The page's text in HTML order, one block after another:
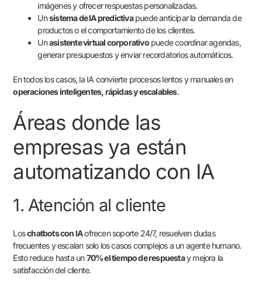
imágenes y ofrecer respuestas personalizadas.
Unsistema de IA predictivapuede anticipar la demanda de
productos o el comportamiento de los clientes.
Unasistente virtual corporativopuede coordinar agendas,
generar presupuestos y enviar recordatorios automáticos.
En todos los casos, la IA convierte procesos lentos y manuales en
operaciones inteligentes, rápidas y escalables.
Áreas donde las
empresas ya están
automatizando con IA
1. Atención al cliente
Loschatbots con IAofrecen soporte 24/7, resuelven dudas
frecuentes y escalan solo los casos complejos a un agente humano.
Esto reduce hasta un70% el tiempo de respuestay mejora la
satisfacción del cliente.